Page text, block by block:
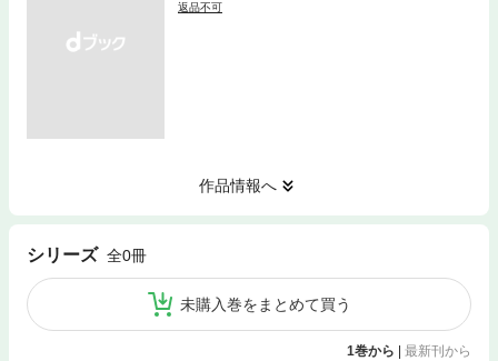
返品不可
作品情報へ
シリーズ 全0冊
未購入巻をまとめて買う
1巻から 最新刊から